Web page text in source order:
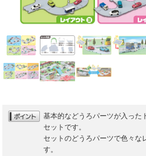
基本的などうろパーツが入った
セットです。
セットのどうろパーツで色々な
す。